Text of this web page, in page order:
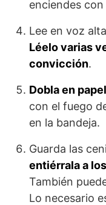
enciendes con
Lee en voz
Léelo varias
convicción.
Dobla en
con el fuego
en la bandeja.
Guarda las
entiérrala a
También
Lo necesario